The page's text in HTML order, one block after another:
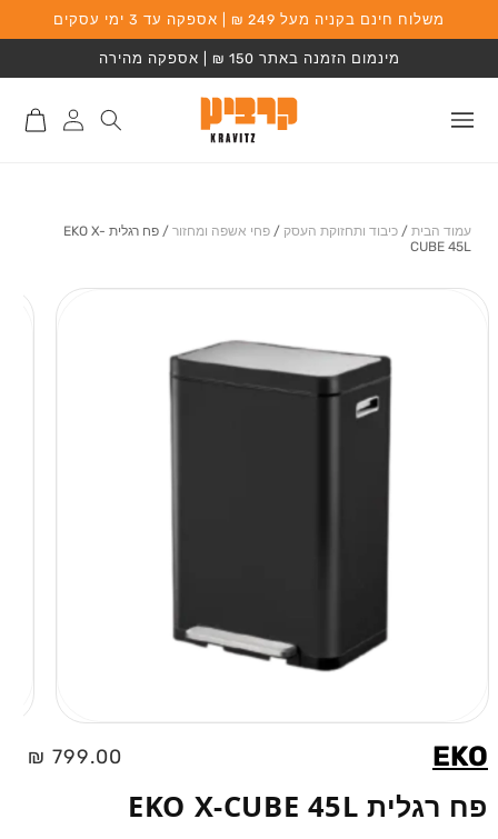
המשך לתוכן
משלוח חינם בקניה מעל 249 ₪ | אספקה עד 3 ימי עסקים
מינמום הזמנה באתר 150 ₪ | אספקה מהירה
התחברות
לאתר
סל
קניות
עמוד הבית / כיבוד ותחזוקת העסק / פחי אשפה ומחזור /
פח רגלית EKO X-
CUBE 45L
EKO
מחיר
799.00 ₪
פח רגלית EKO X-CUBE 45L
מעבר למידע על
מדיה
1